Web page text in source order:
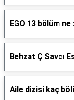
EGO 13 bölüm ne
Behzat Ç Savcı
Aile dizisi kaç